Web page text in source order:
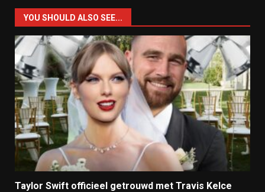
YOU SHOULD ALSO SEE...
Taylor Swift officieel getrouwd met Travis Kelce